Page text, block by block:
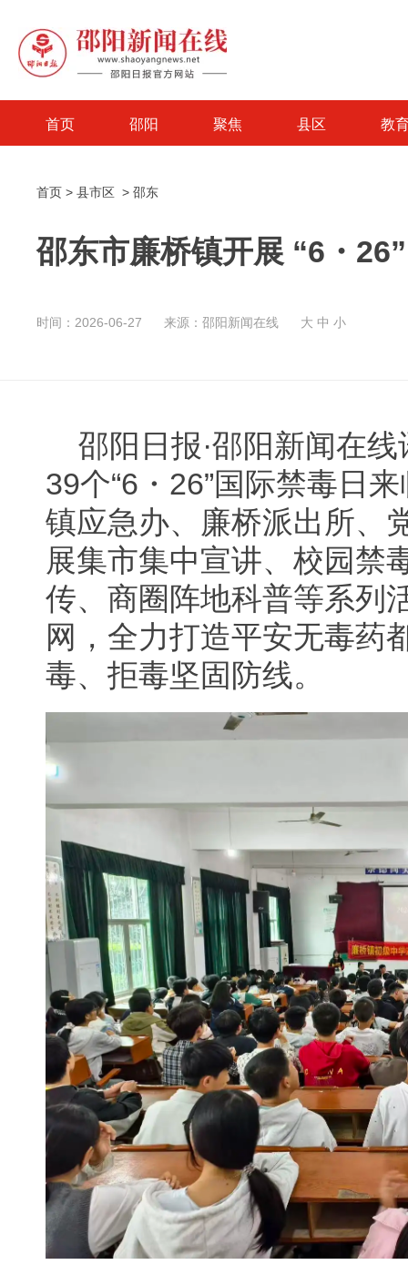
首页 邵阳 聚焦 县区 教
首页 > 县市区 > 邵东
邵东市廉桥镇开展 “6・
时间：2026-06-27 来源：邵阳新闻在线 大 中 小
邵阳日报·邵阳新闻在
39个“6・26”国际禁毒日
镇应急办、廉桥派出所、
展集市集中宣讲、校园禁
传、商圈阵地科普等系列
网，全力打造平安无毒药
毒、拒毒坚固防线。